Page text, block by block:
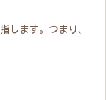
します。つまり、